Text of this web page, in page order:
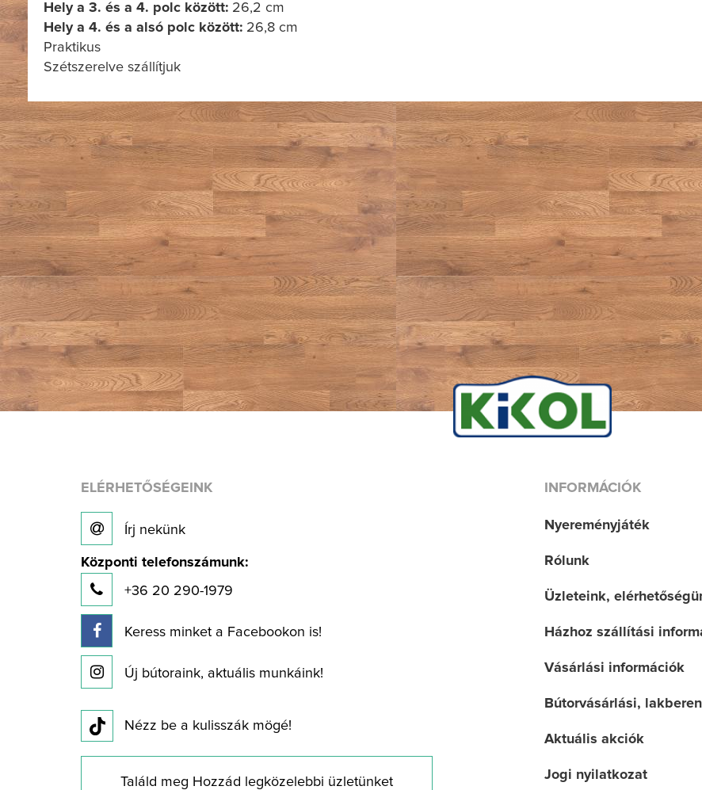
Hely a 3. és a 4. polc között: 26,2 cm
Hely a 4. és a alsó polc között: 26,8 cm
Praktikus
Szétszerelve szállítjuk
ELÉRHETŐSÉGEINK
Írj nekünk
Központi telefonszámunk:
+36 20 290-1979
Keress minket a Facebookon is!
Új bútoraink, aktuális munkáink!
Nézz be a kulisszák mögé!
Találd meg Hozzád legközelebbi üzletünket
INFORMÁCIÓK
Nyereményjáték
Rólunk
Üzleteink,
Házhoz szállítási
Vásárlási információk
Bútorvásárlási,
Aktuális akciók
Jogi nyilatkozat